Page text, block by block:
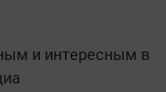
и интересным в